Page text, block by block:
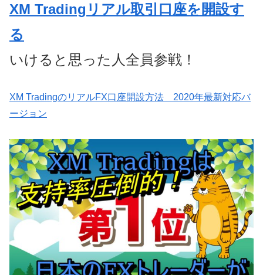
XM Tradingリアル取引口座を開設す
る
いけると思った人全員参戦！
XM TradingのリアルFX口座開設方法 2020年最新対応バ
ージョン